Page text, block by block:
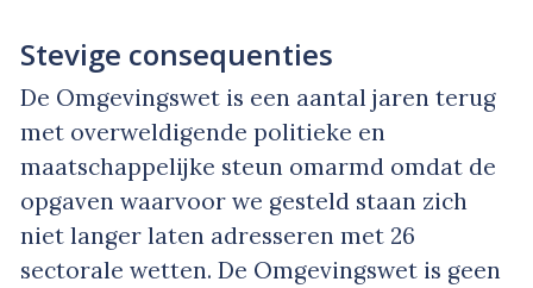
Stevige consequenties
De Omgevingswet is een aantal jaren terug
met overweldigende politieke en
maatschappelijke steun omarmd omdat de
opgaven waarvoor we gesteld staan zich
niet langer laten adresseren met 26
sectorale wetten. De Omgevingswet is geen